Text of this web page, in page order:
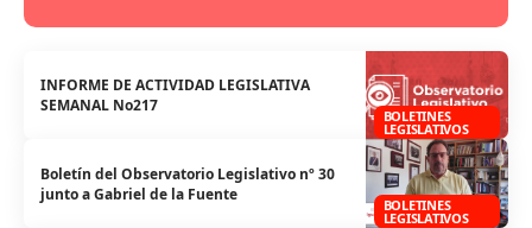
BOLETINES
LEGISLATIVOS
INFORME DE ACTIVIDAD LEGISLATIVA
SEMANAL No217
BOLETINES
LEGISLATIVOS
Boletín del Observatorio Legislativo nº 30
junto a Gabriel de la Fuente